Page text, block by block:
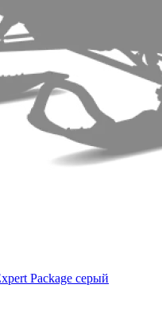
Package серый